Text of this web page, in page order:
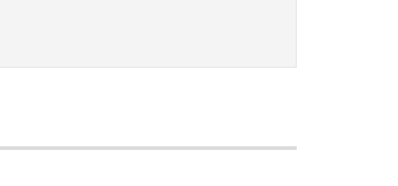
権も、明示たると黙示たるとを問